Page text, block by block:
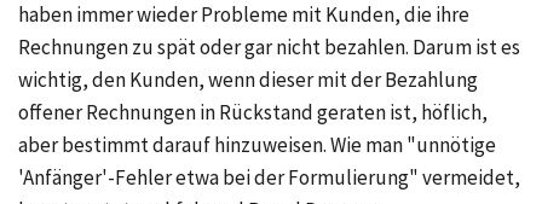
haben immer wieder Probleme mit Kunden, die ihre
Rechnungen zu spät oder gar nicht bezahlen. Darum ist es
wichtig, den Kunden, wenn dieser mit der Bezahlung
offener Rechnungen in Rückstand geraten ist, höflich,
aber bestimmt darauf hinzuweisen. Wie man "unnötige
'Anfänger'-Fehler etwa bei der Formulierung" vermeidet,